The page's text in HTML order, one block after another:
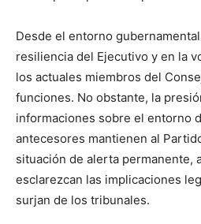
Desde el entorno
resiliencia del Ejecutivo y en la
los actuales miembros del
funciones. No obstante, la
informaciones sobre el entorno
antecesores mantienen al
situación de alerta permanente,
esclarezcan las implicaciones
surjan de los tribunales.